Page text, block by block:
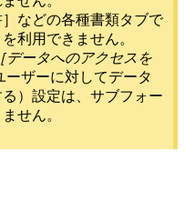
］などの各種書類タブで
利用できません。
［データへのアクセスを
ーザーに対してデータ
）設定は、サブフォー
せん。